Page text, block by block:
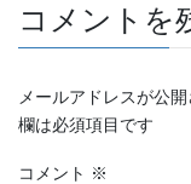
コメントを
メールアドレスが公
欄は必須項目です
コメント ※